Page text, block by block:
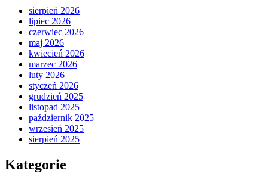
sierpień 2026
lipiec 2026
czerwiec 2026
maj 2026
kwiecień 2026
marzec 2026
luty 2026
styczeń 2026
grudzień 2025
listopad 2025
październik 2025
wrzesień 2025
sierpień 2025
Kategorie